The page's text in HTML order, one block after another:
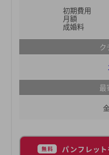
ーチ機構調べ（成婚
績、会員数：2023年
定領域における市場調
ため婚活を進めながら
しをしても、その地域
ところもポイント。全
れるので、場所を問わ
ットで、理想のお相手
初期費用
月額
成婚料
ク
最
無料 パンフレッ